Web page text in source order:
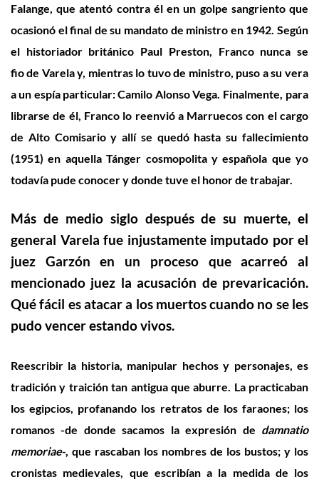
Falange, que atentó contra él en un golpe sangriento que
ocasionó el final de su mandato de ministro en 1942. Según
el historiador británico Paul Preston, Franco nunca se
fiode Varelay, mientras lo tuvo de ministro, puso a su vera
a un espía particular: Camilo Alonso Vega. Finalmente, para
librarse de él, Francolo reenvió a Marruecos con el cargo
de Alto Comisario y allí se quedó hasta su fallecimiento
(1951) en aquella Tánger cosmopolita y española que yo
todavía pude conocer y donde tuve el honor de trabajar.
Más de medio siglo después de su muerte, el
general Varela fue injustamente imputado por el
juez Garzón en un proceso que acarreó al
mencionado juez la acusación de prevaricación.
Qué fácil es atacar a los muertos cuando no se les
pudo vencer estando vivos.
Reescribir la historia, manipular hechos y personajes, es
tradición y traición tan antigua que aburre. La practicaban
los egipcios, profanando los retratos de los faraones; los
romanos -de donde sacamos la expresión de damnatio
memoriae-, que rascaban los nombres de los bustos; y los
cronistas medievales, que escribían a la medida de los